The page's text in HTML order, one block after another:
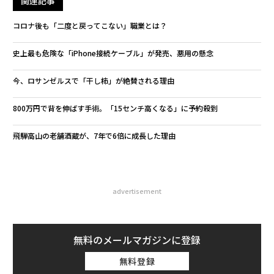
コロナ後も「二度と戻ってこない」職業とは？
史上最も危険な「iPhone接続ケーブル」が発売、悪用の懸念
今、ロサンゼルスで「干し柿」が絶賛される理由
800万円で背を伸ばす手術。「15センチ高くなる」に予約殺到
飛騨高山の老舗酒蔵が、7年で6倍に成長した理由
advertisement
無料のメールマガジンに登録
無料登録